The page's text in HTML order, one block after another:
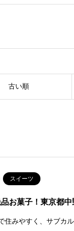
古い順
スイーツ
お菓子！東京都
住みやすく、サブカ